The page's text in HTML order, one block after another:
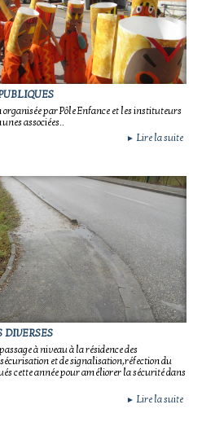
par Pôle Enfance et les instituteurs
associées..
► Lire la suite
DIVERSES
à niveau à la résidence des
et de signalisation,réfection du
cette année pour améliorer la sécurité dans
► Lire la suite